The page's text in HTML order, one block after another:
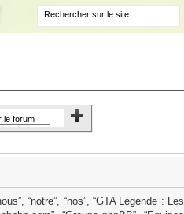
“notre”, “nos”, “GTA Légende : Les